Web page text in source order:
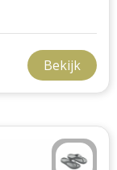
Bekijk